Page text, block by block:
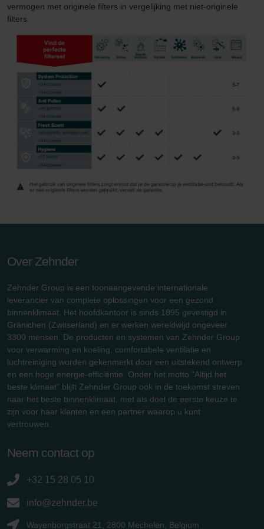
vermogen met originele filters in vergelijking met niet-originele
filters.
Over Zehnder
Zehnder Group is een toonaangevende internationale
leverancier van complete oplossingen voor een gezond
binnenklimaat. Het hoofdkantoor is sinds 1895 gevestigd in
Gränichen (Zwitserland) en er werken wereldwijd ongeveer
3300 mensen. De producten en systemen van Zehnder Group
voor verwarming en koeling, comfortabele ventilatie en
luchtreiniging worden gekenmerkt door een uitstekend ontwerp
en een hoge energie-efficiëntie. Onder het motto "Altijd het
beste klimaat" blijft Zehnder Group ook in de toekomst streven
naar het beste binnenklimaat, met als doel de eerste keuze te
zijn voor haar klanten en een partner waarop u kunt
vertrouwen.
Neem contact op
+32 15 28 05 10
info@zehnder.be
Wayenborgstraat 21, 2800 Mechelen, Belgium